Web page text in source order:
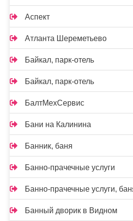
Аспект
Атланта Шереметьево
Байкал, парк-отель
Байкал, парк-отель
БалтМехСервис
Бани на Калинина
Банник, баня
Банно-прачечные услуги
Банно-прачечные услуги,
Банный дворик в Видном